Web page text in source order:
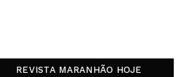
REVISTA MARANHÃO HOJE